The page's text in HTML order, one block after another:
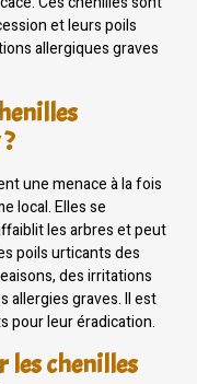
et leurs poils
allergiques graves
une menace à la fois
local. Elles se
les arbres et peut
poils urticants des
des irritations
allergies graves. Il est
pour leur éradication.
les chenilles